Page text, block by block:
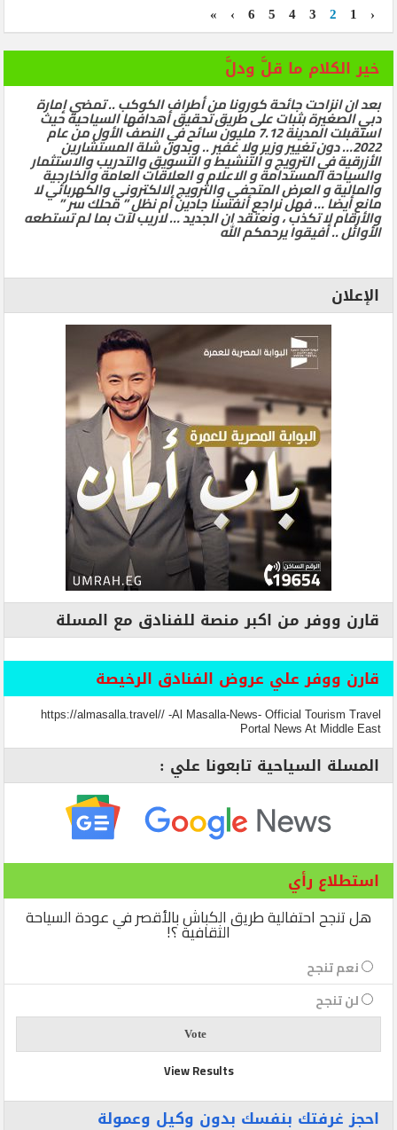
‹
1
2
3
4
5
6
›
»
خير الكلام ما قلَّ ودلَّ
بعد ان انزاحت جائحة كورونا من أطراف الكوكب .. تمضي إمارة
دبي الصغيرة بثبات على طريق تحقيق أهدافها السياحية حيث
استقبلت المدينة 7.12 مليون سائح في النصف الأول من عام
2022… دون تغيير وزير ولا غفير .. وبدون شلة المستشارين
الأزرقية في الترويج و التنشيط و التسويق والتدريب والاستثمار
والسياحة المستدامة و الاعلام و العلاقات العامة والخارجية
والمالية و العرض المتحفي والترويج الالكتروني والكهربائي لا
مانع أيضا … فهل نراجع أنفسنا جادين أم نظل ” محلك سر ”
والأرقام لا تكذب ، ونعتقد ان الجديد … لاريب لآت بما لم تستطعه
الأوائل .. أفيقوا يرحمكم الله
الإعلان
قارن ووفر من اكبر منصة للفنادق مع المسلة
قارن ووفر علي عروض الفنادق الرخيصة
https://almasalla.travel// -Al Masalla-News- Official Tourism Travel
Portal News At Middle East
المسلة السياحية تابعونا علي :
استطلاع رأي
هل تنجح احتفالية طريق الكباش بالأقصر في عودة السياحة
الثقافية ؟!
نعم تنجح
لن تنجح
View Results
احجز غرفتك بنفسك بدون وكيل وعمولة